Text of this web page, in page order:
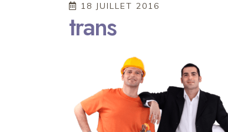
18 JUILLET 2016
trans